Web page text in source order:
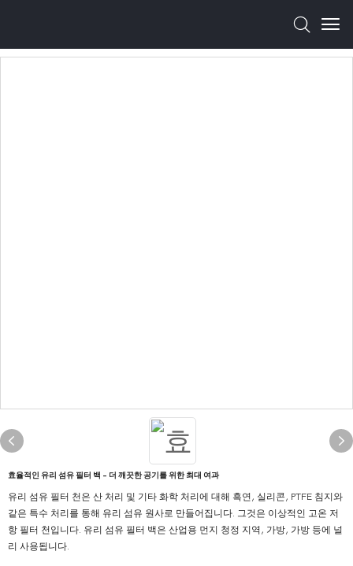
효율적인 유리 섬유 필터 백 - 더 깨끗한 공기를 위한 최대 여과
유리 섬유 필터 천은 산 처리 및 기타 화학 처리에 대해 흑연, 실리콘, PTFE 침지와
같은 특수 처리를 통해 유리 섬유 원사로 만들어집니다. 그것은 이상적인 고온 저
항 필터 천입니다. 유리 섬유 필터 백은 산업용 먼지 청정 지역, 가방, 가방 등에 널
리 사용됩니다.